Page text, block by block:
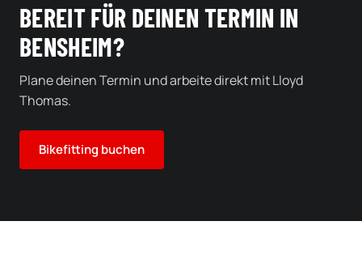
BEREIT FÜR DEINEN TERMIN IN
BENSHEIM?
Plane deinen Termin und arbeite direkt mit Lloyd
Thomas.
Bikefitting buchen